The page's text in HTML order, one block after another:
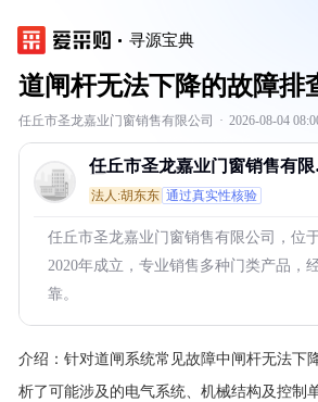
寻源宝典
道闸杆无法下降的故障排
任丘市圣龙嘉业门窗销售有限公司 · 2026-08-04
任丘市圣龙嘉业门窗销售有限
司
法人:胡东东 通过真实性核验
任丘市圣龙嘉业门窗销售有限公司，位
2020年成立，专业销售多种门类产品，
靠。
介绍： 针对道闸系统常见故障中闸杆无法下
析了可能涉及的电气系统、机械结构及控制